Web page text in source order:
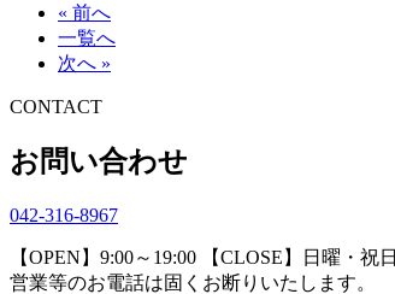
« 前へ
一覧へ
次へ »
CONTACT
お問い合わせ
042-316-8967
【OPEN】9:00～19:00 【CLOSE】日曜・祝日
営業等のお電話は固くお断りいたします。